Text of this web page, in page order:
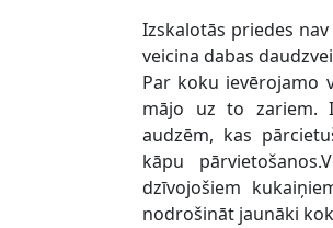
Izskalotās priedes
veicina dabas
Par koku ievērojamo
mājo uz to zariem.
audzēm, kas
kāpu
dzīvojošiem
nodrošināt jaunāki